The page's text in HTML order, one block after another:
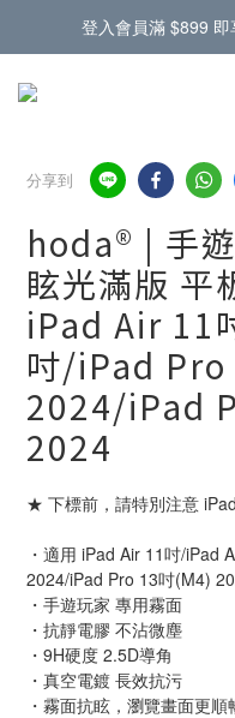
門市提供蘋果原
門市提供蘋果原
分享到
hoda® | 手
眩光滿版 平
iPad Air 11
吋/iPad Pro
2024/iPad
2024
★ 下標前，請特別注意
・適用 iPad Air 11吋/iPad
2024/iPad Pro 13吋(M4)
・手遊玩家 專用霧面
・抗靜電膠 不沾微塵
・9H硬度 2.5D導角
・真空電鍍 長效抗污
・霧面抗眩，瀏覽畫面更順